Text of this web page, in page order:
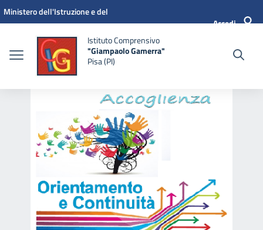
Vai ai contenuti
Vai al menu di navigazione
Vai al footer
Ministero dell'Istruzione e del
Accedi
Istituto Comprensivo
"Giampaolo Gamerra"
Pisa (PI)